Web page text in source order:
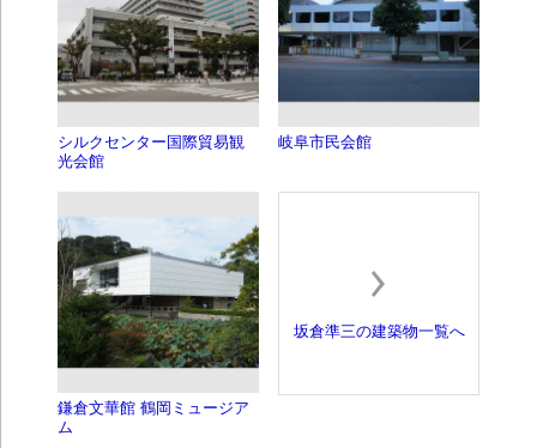
シルクセンター国際貿易観
光会館
岐阜市民会館
鎌倉文華館 鶴岡ミュージア
ム
坂倉準三の建築物一覧へ